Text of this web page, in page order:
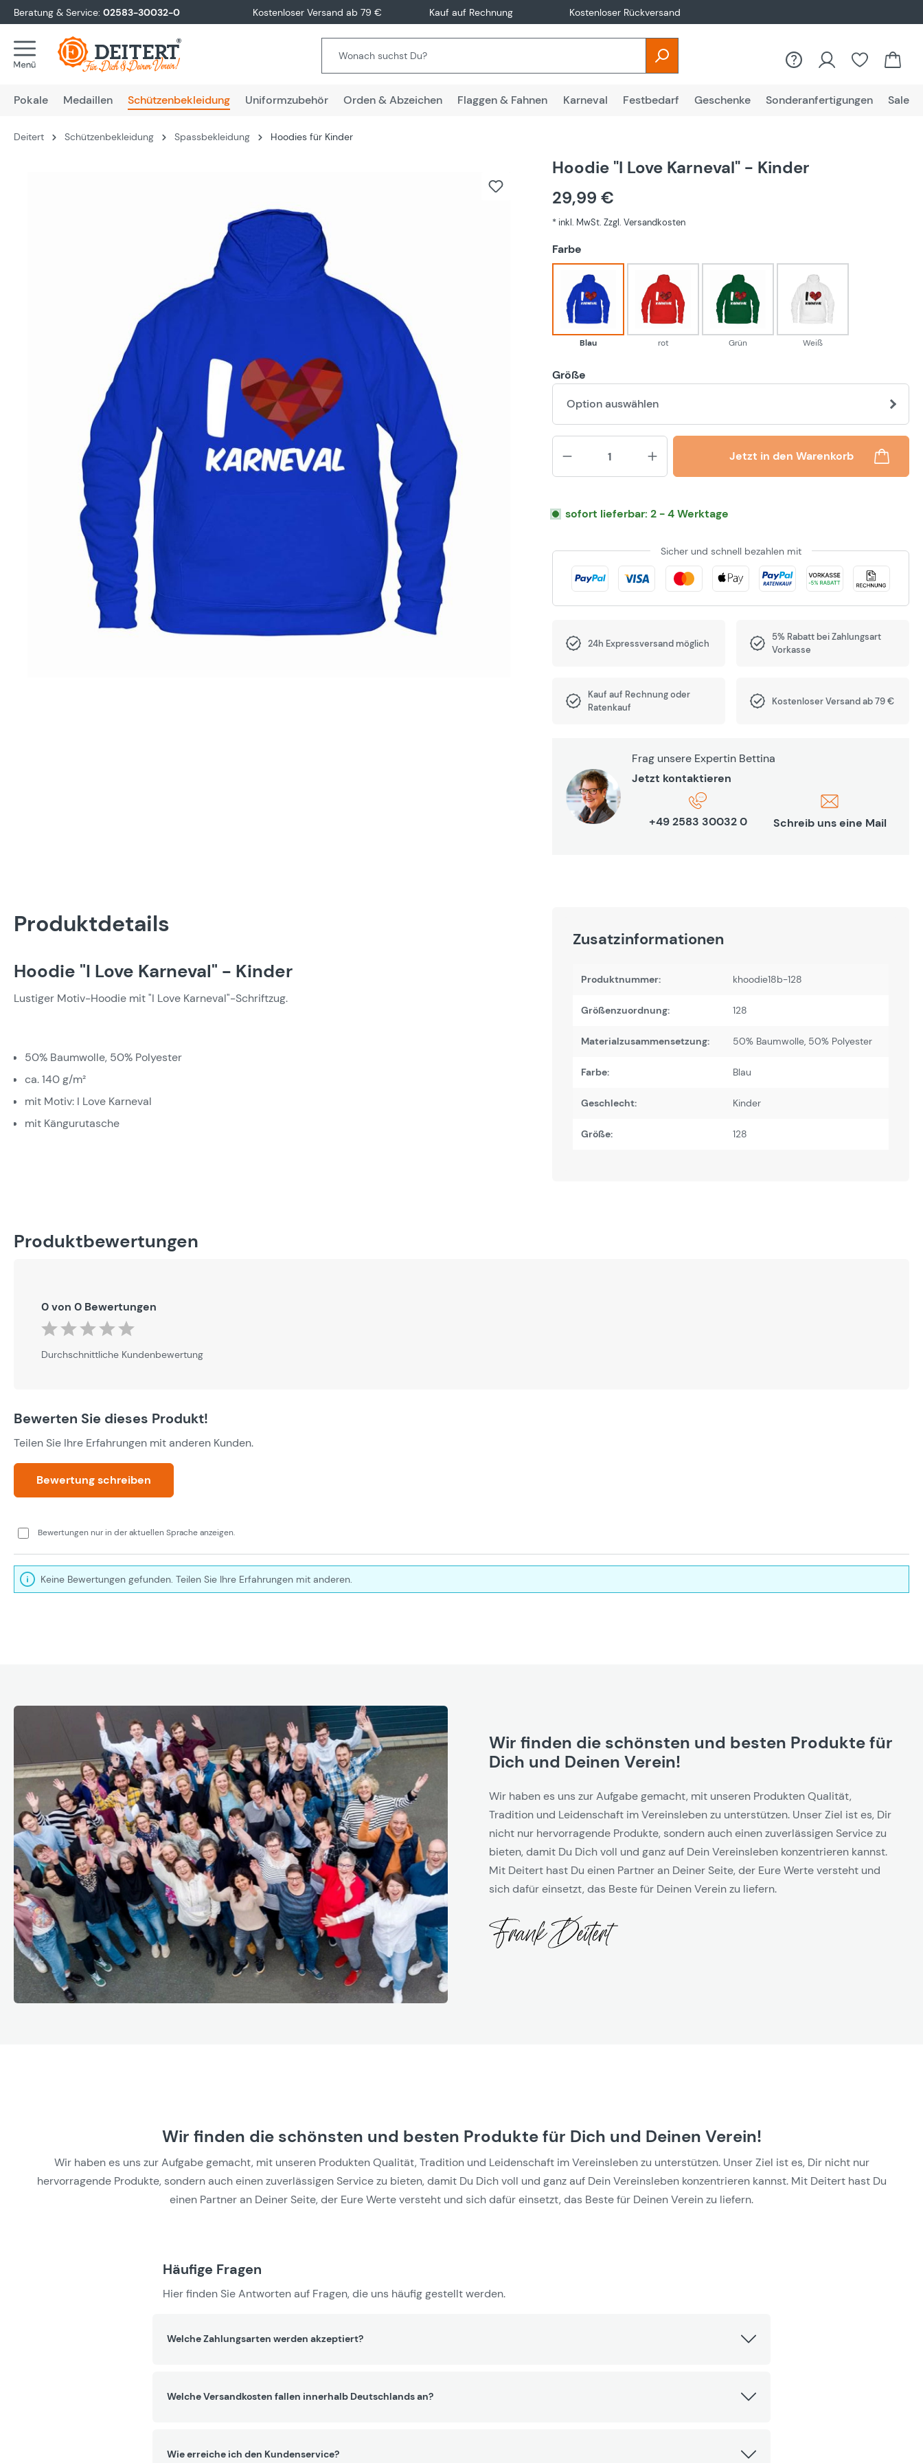
Zur Hauptnavigation springen
Beratung & Service: 02583-30032-0 Kostenloser Versand ab 79 € Kauf auf Rechnung Kostenloser Rückversand
Pokale Medaillen Schützenbekleidung Uniformzubehör Orden & Abzeichen Flaggen & Fahnen Karneval Festbedarf Geschenke Sonderanfertigungen Sale
Deitert Schützenbekleidung Spassbekleidung Hoodies für Kinder
Hoodie "I Love Karneval" - Kinder
29,99 €
* inkl. MwSt. Zzgl. Versandkosten
Farbe
Blau
Blau
rot
rot
Grün
Grün
Weiß
Weiß
Größe
Option auswählen
Produkt Anzahl: Gib den
Jetzt in den Warenkorb
sofort lieferbar: 2 - 4 Werktage
Sicher und schnell bezahlen mit
24h Expressversand möglich
5% Rabatt bei Zahlungsart
Vorkasse
Kauf auf Rechnung oder
Ratenkauf
Kostenloser Versand ab 79 €
Frag unsere Expertin Bettina
Jetzt kontaktieren
+49 2583 30032 0 Schreib uns eine Mail
Produktdetails
Hoodie "I Love Karneval" - Kinder
Lustiger Motiv-Hoodie mit "I Love Karneval"-Schriftzug.
50% Baumwolle, 50% Polyester
ca. 140 g/m²
mit Motiv: I Love Karneval
mit Kängurutasche
Zusatzinformationen
Produktnummer: khoodie18b-128
Größenzuordnung: 128
Materialzusammensetzung: 50% Baumwolle, 50% Polyester
Farbe: Blau
Geschlecht: Kinder
Größe: 128
Produktbewertungen
0 von 0 Bewertungen
Durchschnittliche Bewertung von 0 von 5 Sternen
Durchschnittliche Kundenbewertung
Bewerten Sie dieses Produkt!
Teilen Sie Ihre Erfahrungen mit anderen Kunden.
Bewertung schreiben
Bewertungen nur in der aktuellen Sprache anzeigen.
Keine Bewertungen gefunden. Teilen Sie Ihre Erfahrungen mit anderen.
Wir finden die schönsten und besten Produkte für
Dich und Deinen Verein!
Wir haben es uns zur Aufgabe gemacht, mit unseren Produkten Qualität,
Tradition und Leidenschaft im Vereinsleben zu unterstützen. Unser Ziel ist es, Dir
nicht nur hervorragende Produkte, sondern auch einen zuverlässigen Service zu
bieten, damit Du Dich voll und ganz auf Dein Vereinsleben konzentrieren kannst.
Mit Deitert hast Du einen Partner an Deiner Seite, der Eure Werte versteht und
sich dafür einsetzt, das Beste für Deinen Verein zu liefern.
Wir finden die schönsten und besten Produkte für Dich und Deinen Verein!
Wir haben es uns zur Aufgabe gemacht, mit unseren Produkten Qualität, Tradition und Leidenschaft im Vereinsleben zu unterstützen. Unser Ziel ist es, Dir nicht nur
hervorragende Produkte, sondern auch einen zuverlässigen Service zu bieten, damit Du Dich voll und ganz auf Dein Vereinsleben konzentrieren kannst. Mit Deitert hast Du
einen Partner an Deiner Seite, der Eure Werte versteht und sich dafür einsetzt, das Beste für Deinen Verein zu liefern.
Häufige Fragen
Hier finden Sie Antworten auf Fragen, die uns häufig gestellt werden.
Welche Zahlungsarten werden akzeptiert?
Welche Versandkosten fallen innerhalb Deutschlands an?
Wie erreiche ich den Kundenservice?